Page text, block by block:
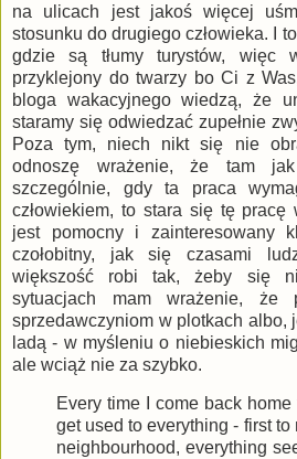
na ulicach jest jakoś więcej
stosunku do drugiego człowieka. I
gdzie są tłumy turystów, więc
przyklejony do twarzy bo Ci z
bloga wakacyjnego wiedzą, że
staramy się odwiedzać zupełnie
Poza tym, niech nikt się nie
odnoszę wrażenie, że tam
szczególnie, gdy ta praca
człowiekiem, to stara się tę
jest pomocny i zainteresowany
czołobitny, jak się czasami
większość robi tak, żeby się
sytuacjach mam wrażenie, że
sprzedawczyniom w plotkach albo,
ladą - w myśleniu o niebieskich
ale wciąż nie za szybko.
Every time I come back
get used to everything - first to
neighbourhood, everything